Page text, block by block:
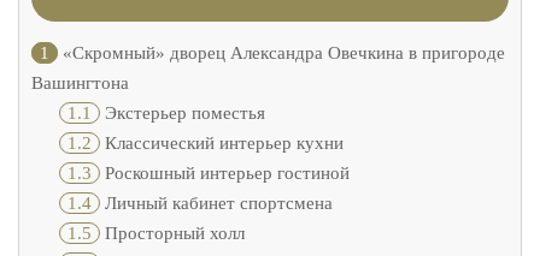
1
«Скромный» дворец Александра Овечкина в пригороде
Вашингтона
1.1 Экстерьер поместья
1.2 Классический интерьер кухни
1.3 Роскошный интерьер гостиной
1.4 Личный кабинет спортсмена
1.5 Просторный холл